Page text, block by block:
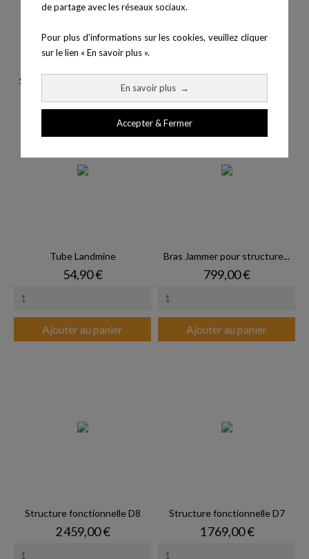
de partage avec les réseaux sociaux.
Pour plus d'informations sur les cookies, veuillez cliquer
sur le lien « En savoir plus ».
En savoir plus →
Accepter & Fermer
Structure modulaire - Taille M
Tube Landmine
Prix
54,90 €
Ajouter au panier
Bras Jammer pour structure...
Prix
799,00 €
Ajouter au panier
Structure fonctionnelle D8
Prix
2 459,00 €
Structure fonctionnelle D7
Prix
1 769,00 €